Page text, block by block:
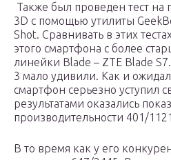
Также был проведен тест на
3D с помощью утилиты
Shot. Сравнивать в этих
этого смартфона с более
линейки Blade – ZTE Blade
3 мало удивили. Как и
смартфон серьезно уступил
результатами оказались
производительности 401/
В то время как у его